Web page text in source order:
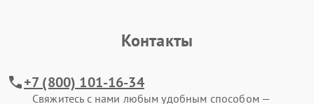
Контакты
+7 (800) 101-16-34
Свяжитесь с нами любым удобным способом —